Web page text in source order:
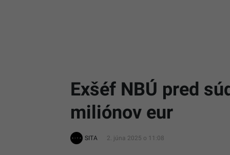
Exšéf NBÚ pred
miliónov eur
SITA 2. júna 2025 o 11:08